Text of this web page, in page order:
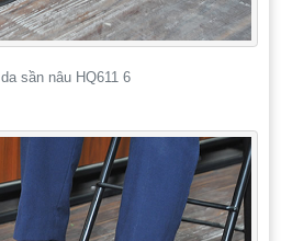
sần nâu HQ611 6